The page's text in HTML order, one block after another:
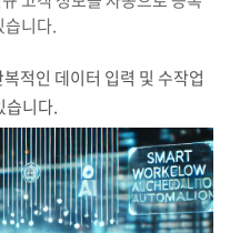
습니다.
적인 데이터 입력 및 수작업
습니다.